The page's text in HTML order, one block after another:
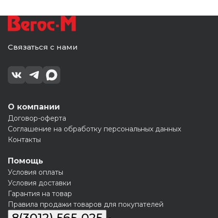
Связаться с нами
О компании
Договор-оферта
Соглашение на обработку персональных данных
Контакты
Помощь
Условия оплаты
Условия доставки
Гарантия на товар
Правила продажи товаров для покупателей